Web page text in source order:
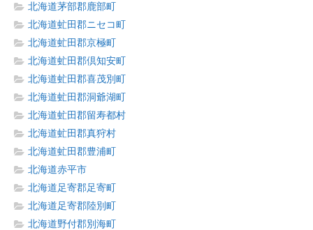
北海道茅部郡鹿部町
北海道虻田郡ニセコ町
北海道虻田郡京極町
北海道虻田郡倶知安町
北海道虻田郡喜茂別町
北海道虻田郡洞爺湖町
北海道虻田郡留寿都村
北海道虻田郡真狩村
北海道虻田郡豊浦町
北海道赤平市
北海道足寄郡足寄町
北海道足寄郡陸別町
北海道野付郡別海町